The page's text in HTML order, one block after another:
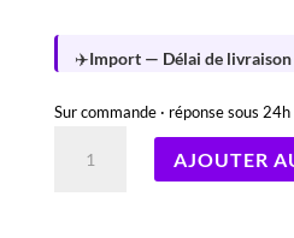
✈️Import — Délai de livraison
Sur commande · réponse sous 24h
AJOUTER